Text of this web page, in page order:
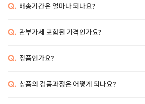
Q. 배송기간은 얼마나 되나요?
Q. 관부가세 포함된 가격인가요?
Q. 정품인가요?
Q. 상품의 검품과정은 어떻게 되나요?